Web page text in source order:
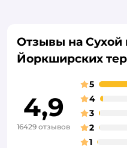
Отзывы на Сухой
Йоркширских
4,9
16429 отзывов
5
4
3
2
1